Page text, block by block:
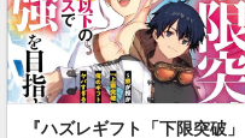
『ハズレギフト「下限突破」